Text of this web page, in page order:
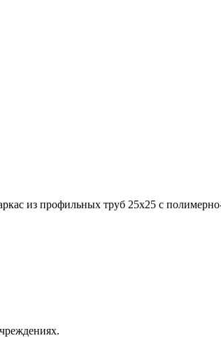
из профильных труб 25х25 с